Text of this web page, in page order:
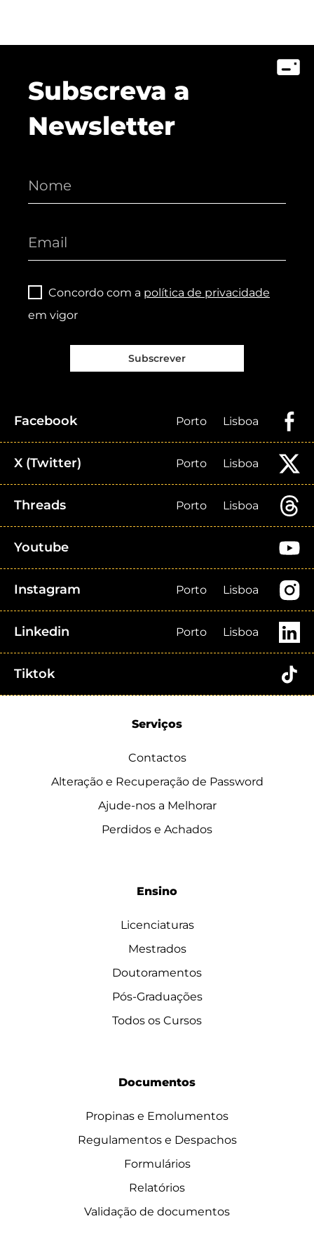
Subscreva a
Newsletter
Concordo com a política de privacidade
em vigor
Subscrever
Facebook Porto Lisboa
X (Twitter) Porto Lisboa
Threads Porto Lisboa
Youtube
Instagram Porto Lisboa
Linkedin Porto Lisboa
Tiktok
Serviços
Contactos
Alteração e Recuperação de Password
Ajude-nos a Melhorar
Perdidos e Achados
Ensino
Licenciaturas
Mestrados
Doutoramentos
Pós-Graduações
Todos os Cursos
Documentos
Propinas e Emolumentos
Regulamentos e Despachos
Formulários
Relatórios
Validação de documentos